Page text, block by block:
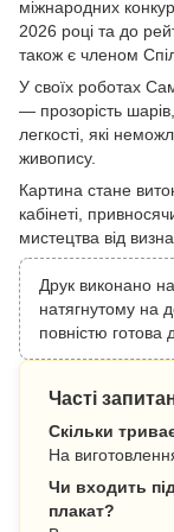
міжнародних
2026 році та до
також є членом
У своїх роботах
— прозорість
легкості, які
живопису.
Картина стане
кабінеті,
мистецтва від
Друк виконано
натягнутому на
повністю готова
Часті
Скільки
На
Чи входить
плакат?